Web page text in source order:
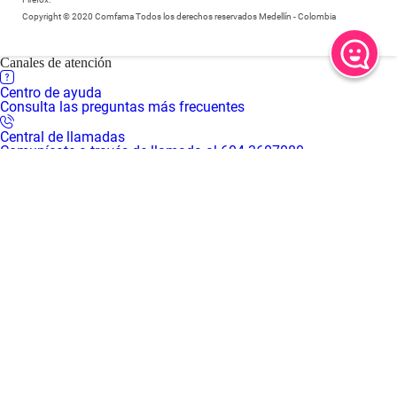
Copyright © 2020 Comfama Todos los derechos reservados Medellín - Colombia
Canales de atención
Centro de ayuda
Consulta las preguntas más frecuentes
Central de llamadas
Comunícate a través de llamada al 604 3607080